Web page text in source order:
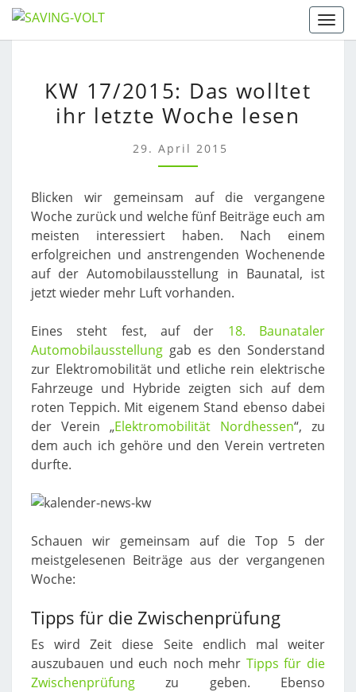
Skip
to
17/2015:
DAS
WOLLTET
IHR
LETZTE
LESEN
KW 17/2015: Das wolltet
ihr letzte Woche lesen
29. April 2015
Blicken wir gemeinsam auf die vergangene
Woche zurück und welche fünf Beiträge euch am
meisten interessiert haben. Nach einem
erfolgreichen und anstrengenden Wochenende
auf der Automobilausstellung in Baunatal, ist
jetzt wieder mehr Luft vorhanden.
Eines steht fest, auf der 18. Baunataler
Automobilausstellung gab es den Sonderstand
zur Elektromobilität und etliche rein elektrische
Fahrzeuge und Hybride zeigten sich auf dem
roten Teppich. Mit eigenem Stand ebenso dabei
der Verein „Elektromobilität Nordhessen“, zu
dem auch ich gehöre und den Verein vertreten
durfte.
Schauen wir gemeinsam auf die Top 5 der
meistgelesenen Beiträge aus der vergangenen
Woche:
Tipps für die Zwischenprüfung
Es wird Zeit diese Seite endlich mal weiter
auszubauen und euch noch mehr Tipps für die
Zwischenprüfung zu geben. Ebenso